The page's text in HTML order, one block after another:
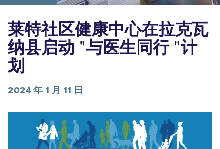
莱特社区健康中心在拉克瓦
纳县启动 "与医生同行 "计
划
2024 年 1 月 11 日